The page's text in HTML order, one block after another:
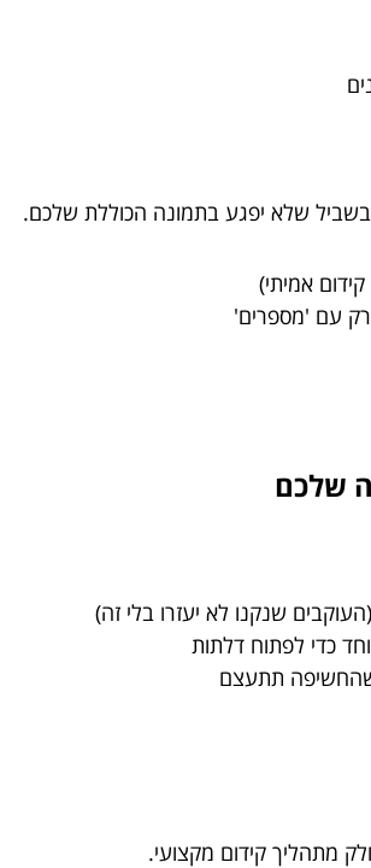
שלא יפגע בתמונה הכוללת שלכם.
אמיתי)
רק עם 'מספרים'
שנקנו לא יעזרו בלי זה)
כדי לפתוח דלתות
שהחשיפה תתעצם
מתהליך קידום מקצועי.